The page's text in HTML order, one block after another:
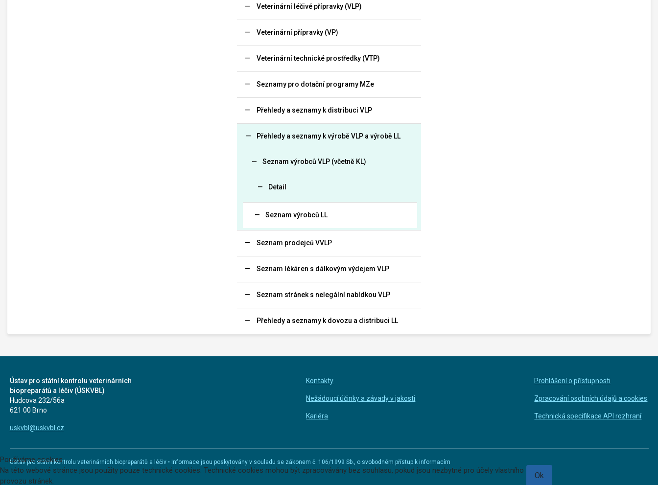
Veterinární léčivé přípravky (VLP)
Veterinární přípravky (VP)
Veterinární technické prostředky (VTP)
Seznamy pro dotační programy MZe
Přehledy a seznamy k distribuci VLP
Přehledy a seznamy k výrobě VLP a výrobě LL
Seznam výrobců VLP (včetně KL)
Detail
Seznam výrobců LL
Seznam prodejců VVLP
Seznam lékáren s dálkovým výdejem VLP
Seznam stránek s nelegální nabídkou VLP
Přehledy a seznamy k dovozu a distribuci LL
Ústav pro státní kontrolu veterinárních
biopreparátů a léčiv (ÚSKVBL)
Hudcova 232/56a
621 00 Brno
uskvbl@uskvbl.cz
Kontakty
Nežádoucí účinky a závady v jakosti
Kariéra
Prohlášení o přístupnosti
Zpracování osobních údajů a cookies
Technická specifikace API rozhraní
Ústav pro státní kontrolu veterinárních biopreparátů a léčiv • Informace jsou poskytovány v souladu se zákonem č. 106/1999 Sb., o svobodném přístup k informacím
Používáme cookies
Na této webové stránce jsou použity pouze technické cookies. Technické cookies mohou být zpracovávány bez souhlasu, pokud jsou nezbytné pro účely vlastního
provozu stránek.
Ok